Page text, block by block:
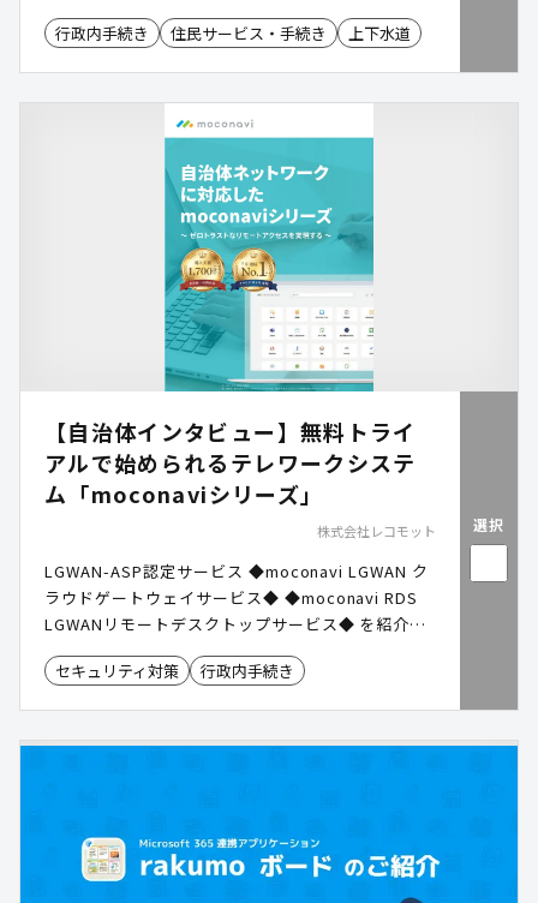
します。​ ​
行政内手続き
住民サービス・手続き 上下水道
【自治体インタビュー】無料トライ
アルで始められるテレワークシステ
ム「moconaviシリーズ」
株式会社レコモット
LGWAN-ASP認定サービス ◆moconavi LGWAN ク
ラウドゲートウェイサービス◆ ◆moconavi RDS
LGWANリモートデスクトップサービス◆ を紹介し
ます。また2つのサービスをお試しいただける無償
利用プログラムも提供しております。 LGWAN環境
セキュリティ対策 行政内手続き
選択